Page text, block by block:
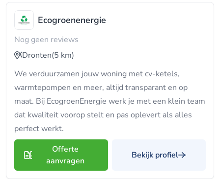
Ecogroenenergie
Nog geen reviews
Dronten(5 km)
We verduurzamen jouw woning met cv-ketels,
warmtepompen en meer, altijd transparant en op
maat. Bij EcogroenEnergie werk je met een klein team
dat kwaliteit voorop stelt en pas oplevert als alles
perfect werkt.
Offerte
aanvragen
Bekijk profiel